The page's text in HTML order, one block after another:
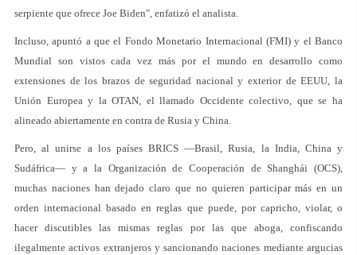
serpiente que ofrece Joe Biden", enfatizó el analista.
Incluso, apuntó a que el Fondo Monetario Internacional (FMI) y el Banco
Mundial son vistos cada vez más por el mundo en desarrollo como
extensiones de los brazos de seguridad nacional y exterior de EEUU, la
Unión Europea y la OTAN, el llamado Occidente colectivo, que se ha
alineado abiertamente en contra de Rusia y China.
Pero, al unirse a los países BRICS —Brasil, Rusia, la India, China y
Sudáfrica— y a la Organización de Cooperación de Shanghái (OCS),
muchas naciones han dejado claro que no quieren participar más en un
orden internacional basado en reglas que puede, por capricho, violar, o
hacer discutibles las mismas reglas por las que aboga, confiscando
ilegalmente activos extranjeros y sancionando naciones mediante argucias